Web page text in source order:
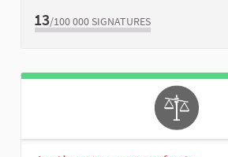
13/100 000 SIGNATURES